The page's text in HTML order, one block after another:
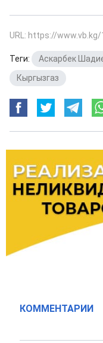
URL: https://www.vb.kg/
Теги: Аскарбек
Кыргызгаз
КОММЕНТАРИИ